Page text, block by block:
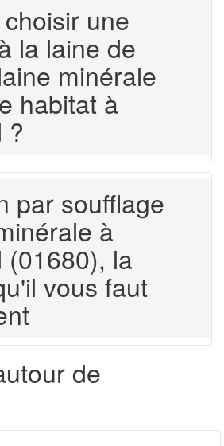
une
la laine de
minérale
habitat à
?
par soufflage
à
(01680), la
vous faut
de